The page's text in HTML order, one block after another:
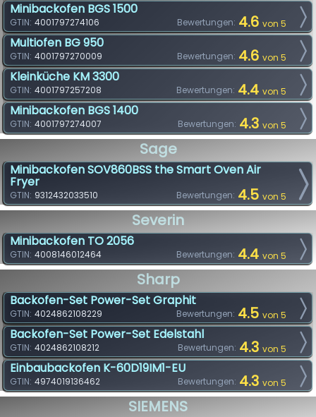
Minibackofen BGS 1500
Bewertungen: 4.6 von 5
GTIN: 4001797274106
Multiofen BG 950
Bewertungen: 4.6 von 5
GTIN: 4001797270009
Kleinküche KM 3300
Bewertungen: 4.4 von 5
GTIN: 4001797257208
Minibackofen BGS 1400
Bewertungen: 4.3 von 5
GTIN: 4001797274007
Sage
Minibackofen SOV860BSS the Smart Oven Air
Fryer
Bewertungen: 4.5 von 5
GTIN: 9312432033510
Severin
Minibackofen TO 2056
Bewertungen: 4.4 von 5
GTIN: 4008146012464
Sharp
Backofen-Set Power-Set Graphit
Bewertungen: 4.5 von 5
GTIN: 4024862108229
Backofen-Set Power-Set Edelstahl
Bewertungen: 4.3 von 5
GTIN: 4024862108212
Einbaubackofen K-60D19IM1-EU
Bewertungen: 4.3 von 5
GTIN: 4974019136462
SIEMENS